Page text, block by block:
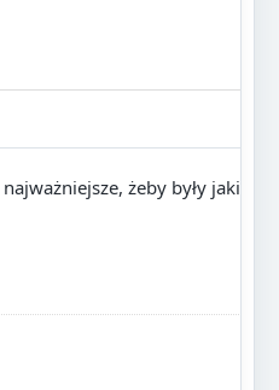
żeby były jakieś